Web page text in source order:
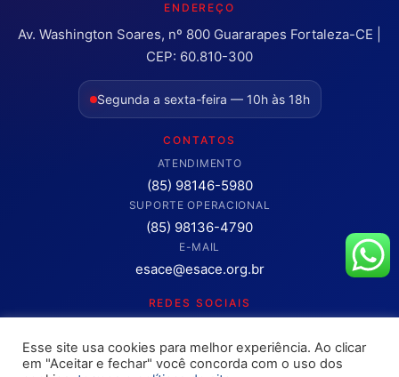
ENDEREÇO
Av. Washington Soares, nº 800 Guararapes Fortaleza-CE |
CEP: 60.810-300
Segunda a sexta-feira — 10h às 18h
CONTATOS
ATENDIMENTO
(85) 98146-5980
SUPORTE OPERACIONAL
(85) 98136-4790
E-MAIL
esace@esace.org.br
REDES SOCIAIS
Clique para abrir os canais oficiais.
Esse site usa cookies para melhor experiência. Ao clicar
em "Aceitar e fechar" você concorda com o uso dos